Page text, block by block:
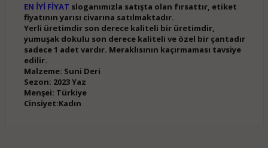
EN İYİ FİYAT sloganımızla satışta olan fırsattır, etiket
fiyatının yarısı civarına satılmaktadır.
Yerli üretimdir son derece kaliteli bir üretimdir,
yumuşak dokulu son derece kaliteli ve özel bir çantadır
sadece 1 adet vardır. Meraklısının kaçırmaması tavsiye
edilir.
Malzeme: Suni Deri
Sezon: 2023 Yaz
Menşei: Türkiye
Cinsiyet:Kadın